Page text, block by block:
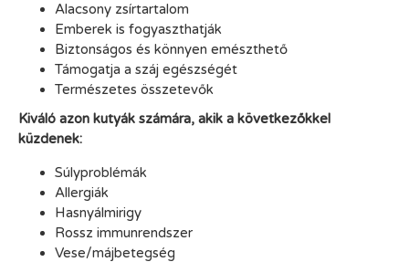
Alacsony zsírtartalom
Emberek is fogyaszthatják
Biztonságos és könnyen emészthető
Támogatja a száj egészségét
Természetes összetevők
Kiváló azon kutyák számára, akik a következőkkel
küzdenek:
Súlyproblémák
Allergiák
Hasnyálmirigy
Rossz immunrendszer
Vese/májbetegség